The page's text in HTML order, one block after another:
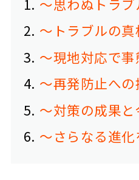
1 ～思わぬトラ
2 ～トラブルの
3 ～現地対応で
4 ～再発防止への
5 ～対策の成果と
6 ～さらなる進